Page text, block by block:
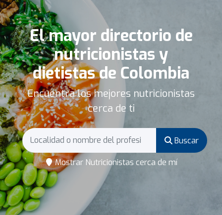
El mayor directorio de
nutricionistas y
dietistas de Colombia
Encuentra los mejores nutricionistas
cerca de ti
Buscar
Mostrar Nutricionistas cerca de mí